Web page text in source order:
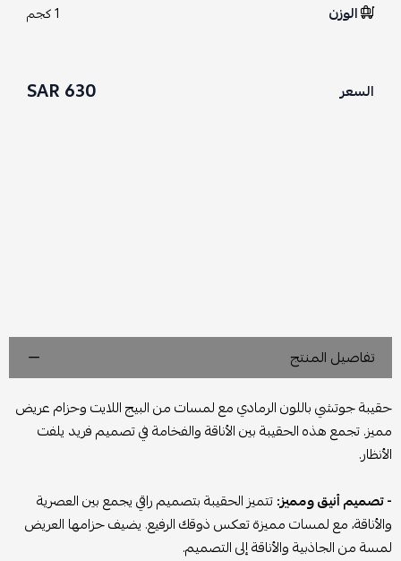
الوزن 1 كجم
السعر 630 SAR
تفاصيل المنتج
حقيبة جوتشي باللون الرمادي مع لمسات من البيج اللايت وحزام عريض
مميز. تجمع هذه الحقيبة بين الأناقة والفخامة في تصميم فريد يلفت
الأنظار.
- تصميم أنيق ومميز:تتميز الحقيبة بتصميم راقي يجمع بين العصرية
والأناقة، مع لمسات مميزة تعكس ذوقك الرفيع. يضيف حزامها العريض
لمسة من الجاذبية والأناقة إلى التصميم.